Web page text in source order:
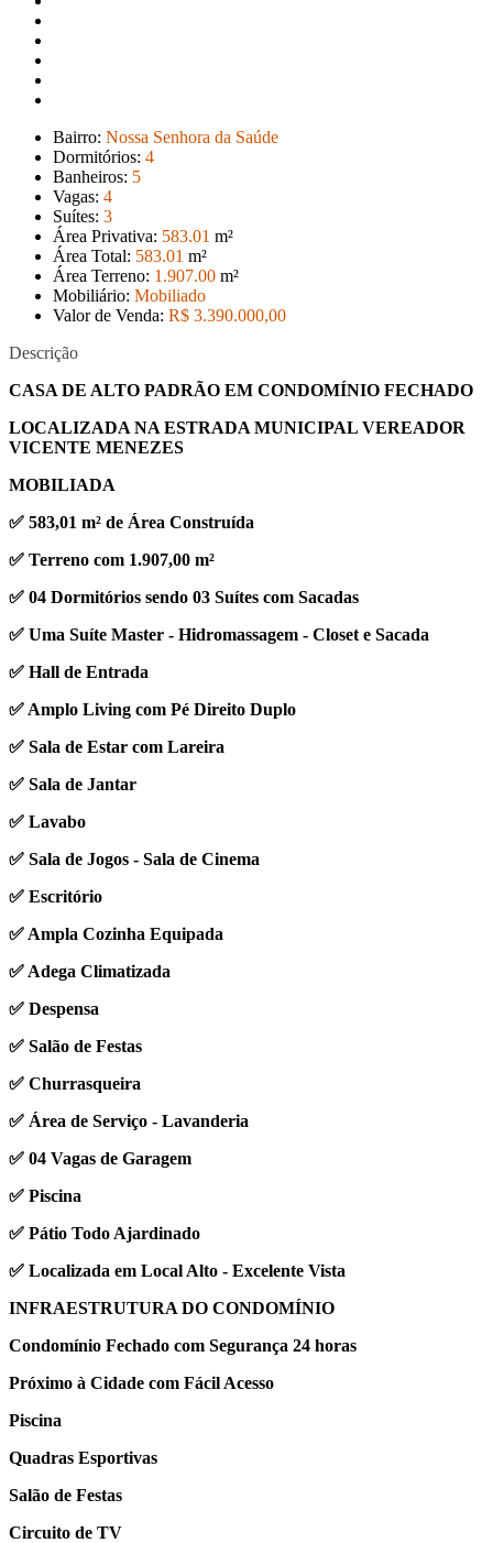
Bairro: Nossa Senhora da Saúde
Dormitórios: 4
Banheiros: 5
Vagas: 4
Suítes: 3
Área Privativa: 583.01 m²
Área Total: 583.01 m²
Área Terreno: 1.907.00 m²
Mobiliário: Mobiliado
Valor de Venda: R$ 3.390.000,00
Descrição
CASA DE ALTO PADRÃO EM CONDOMÍNIO FECHADO
LOCALIZADA NA ESTRADA MUNICIPAL VEREADOR
VICENTE MENEZES
MOBILIADA
✅ 583,01 m² de Área Construída
✅ Terreno com 1.907,00 m²
✅ 04 Dormitórios sendo 03 Suítes com Sacadas
✅ Uma Suíte Master - Hidromassagem - Closet e Sacada
✅ Hall de Entrada
✅ Amplo Living com Pé Direito Duplo
✅ Sala de Estar com Lareira
✅ Sala de Jantar
✅ Lavabo
✅ Sala de Jogos - Sala de Cinema
✅ Escritório
✅ Ampla Cozinha Equipada
✅ Adega Climatizada
✅ Despensa
✅ Salão de Festas
✅ Churrasqueira
✅ Área de Serviço - Lavanderia
✅ 04 Vagas de Garagem
✅ Piscina
✅ Pátio Todo Ajardinado
✅ Localizada em Local Alto - Excelente Vista
INFRAESTRUTURA DO CONDOMÍNIO
Condomínio Fechado com Segurança 24 horas
Próximo à Cidade com Fácil Acesso
Piscina
Quadras Esportivas
Salão de Festas
Circuito de TV